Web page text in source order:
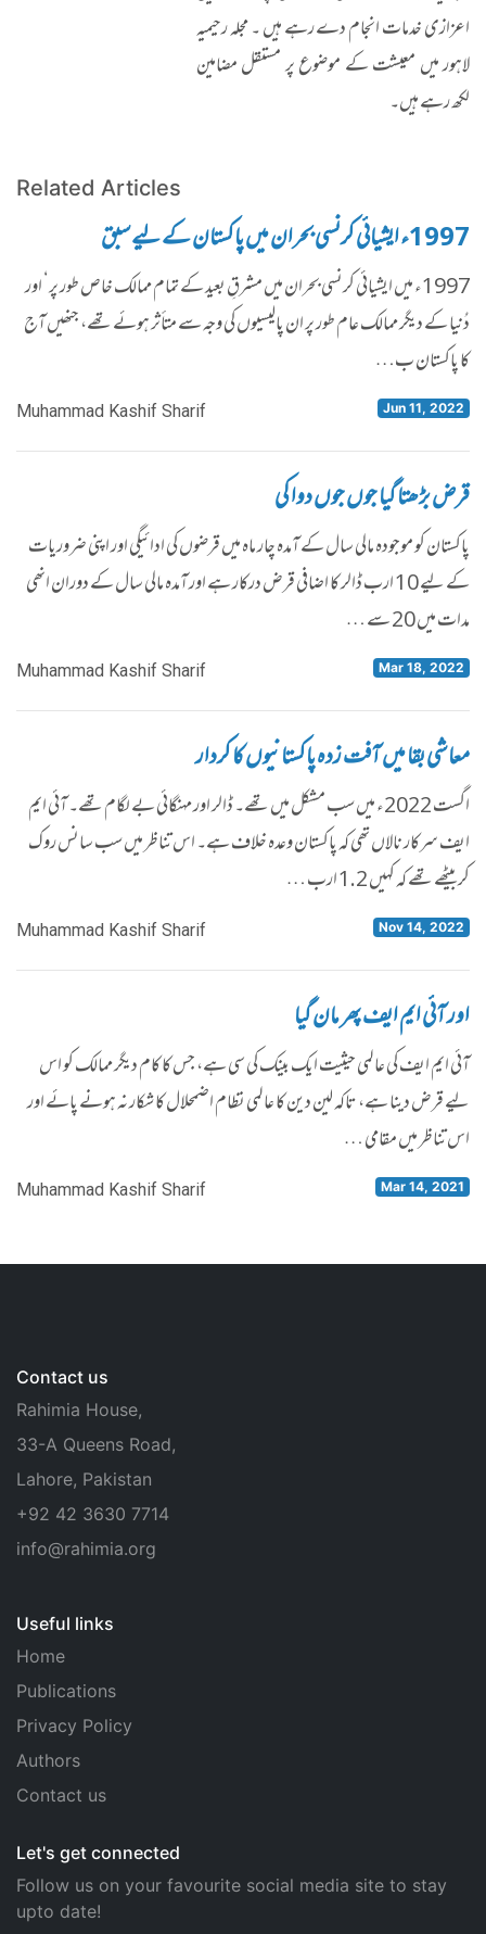
اعزازی خدمات انجام دے رہے ہیں ۔ مجلہ رحیمیہ
لاہور میں معیشت کے موضوع پر مستقل مضامین
لکھ رہے ہیں۔
Related Articles
1997ء ایشیائی کرنسی بحران میں پاکستان کے لیے سبق
1997ء میں ایشیائی کرنسی بحران میں مشرقِ بعید کے تمام ممالک خاص طور پر‘ اور
دُنیا کے دیگر ممالک عام طور پر ان پالیسیوں کی وجہ سے متأثر ہوئے تھے، جنھیں آج
کا پاکستان ب…
Muhammad Kashif Sharif Jun 11, 2022
قرض بڑھتا گیا جوں جوں دوا کی
پاکستان کو موجودہ مالی سال کے آمدہ چار ماہ میں قرضوں کی ادائیگی اور اپنی ضروریات
کے لیے 10 ارب ڈالر کا اضافی قرض درکار ہے اور آمدہ مالی سال کے دوران انھی
مدات میں 20 سے …
Muhammad Kashif Sharif Mar 18, 2022
معاشی بقا میں آفت زدہ پاکستانیوں کا کردار
اگست 2022ء میں سب مشکل میں تھے۔ ڈالر اور مہنگائی بے لگام تھے۔ آئی ایم
ایف سرکار نالاں تھی کہ پاکستان وعدہ خلاف ہے۔ اس تناظر میں سب سانس روک
کر بیٹھے تھے کہ کہیں 1.2 ارب …
Muhammad Kashif Sharif Nov 14, 2022
اور آئی ایم ایف پھر مان گیا
آئی ایم ایف کی عالمی حیثیت ایک بینک کی سی ہے، جس کا کام دیگر ممالک کو اس
لیے قرض دینا ہے، تاکہ لین دین کا عالمی نظام اضمحلال کا شکار نہ ہونے پائے اور
اس تناظر میں مقامی …
Muhammad Kashif Sharif Mar 14, 2021
Contact us
Rahimia House,
33-A Queens Road,
Lahore, Pakistan
+92 42 3630 7714
info@rahimia.org
Useful links
Home
Publications
Privacy Policy
Authors
Contact us
Let's get connected
Follow us on your favourite social media site to stay
upto date!